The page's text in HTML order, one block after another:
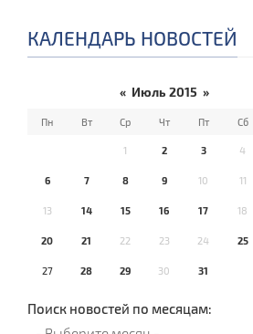
КАЛЕНДАРЬ НОВОСТЕЙ
« Июль 2015 »
Пн Вт Ср Чт Пт Сб
1 2 3 4
6 7 8 9 10 11
13 14 15 16 17 18
20 21 22 23 24 25
27 28 29 30 31
Поиск новостей по месяцам: